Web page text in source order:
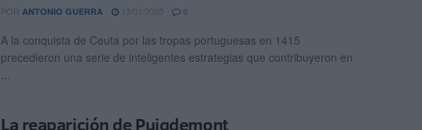
POR ANTONIO GUERRA 0
A la conquista de Ceuta por las tropas portuguesas en 1415
precedieron una serie de inteligentes estrategias que contribuyeron en
...
La reaparición de Puigdemont